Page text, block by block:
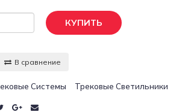
КУПИТЬ
В сравнение
Системы Трековые Светильники